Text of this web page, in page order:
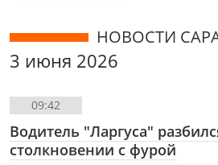
НОВОСТИ
3 июня 2026
09:42
Водитель "Ларгуса"
столкновении с фурой